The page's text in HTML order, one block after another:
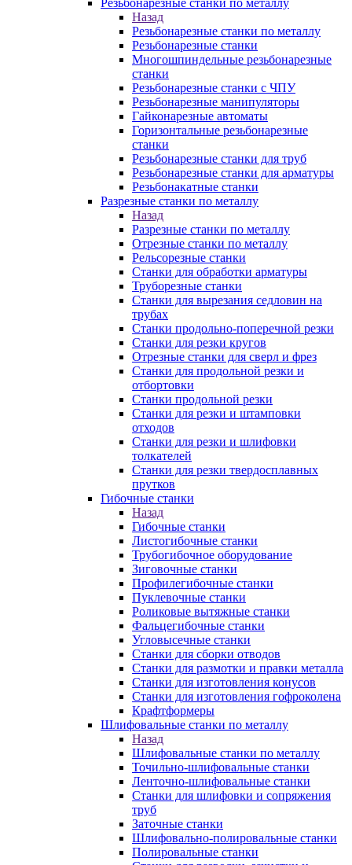
Резьбонарезные станки по металлу
Назад
Резьбонарезные станки по металлу
Резьбонарезные станки
Многошпиндельные резьбонарезные
станки
Резьбонарезные станки с ЧПУ
Резьбонарезные манипуляторы
Гайконарезные автоматы
Горизонтальные резьбонарезные
станки
Резьбонарезные станки для труб
Резьбонарезные станки для арматуры
Резьбонакатные станки
Разрезные станки по металлу
Назад
Разрезные станки по металлу
Отрезные станки по металлу
Рельсорезные станки
Станки для обработки арматуры
Труборезные станки
Станки для вырезания седловин на
трубаx
Станки продольно-поперечной резки
Станки для резки кругов
Отрезные станки для сверл и фрез
Станки для продольной резки и
отбортовки
Станки продольной резки
Станки для резки и штамповки
отходов
Станки для резки и шлифовки
толкателей
Станки для резки твердосплавных
прутков
Гибочные станки
Назад
Гибочные станки
Листогибочные станки
Трубогибочное оборудование
Зиговочные станки
Профилегибочные станки
Пуклевочные станки
Роликовые вытяжные станки
Фальцегибочные станки
Угловысечные станки
Станки для сборки отводов
Станки для размотки и правки металла
Станки для изготовления конусов
Станки для изготовления гофроколена
Крафтформеры
Шлифовальные станки по металлу
Назад
Шлифовальные станки по металлу
Точильно-шлифовальные станки
Ленточно-шлифовальные станки
Станки для шлифовки и сопряжения
труб
Заточные станки
Шлифовально-полировальные станки
Полировальные станки